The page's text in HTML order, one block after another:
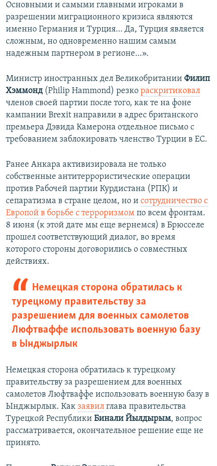
Основными и самыми главными игроками в
разрешении миграционного кризиса являются
именно Германия и Турция… Да, Турция является
сложным, но одновременно нашим самым
надежным партнером в регионе…».
Министр иностранных дел Великобритании Филип
Хэммонд(Philip Hammond) резко раскритиковал
членов своей партии после того, как те на фоне
кампании Brexit направили в адрес британского
премьера Дэвида Камерона отдельное письмо с
требованием заблокировать членство Турции в ЕС.
Ранее Анкара активизировала не только
собственные антитеррористические операции
против Рабочей партии Курдистана (РПК) и
сепаратизма в стране целом, но и сотрудничество с
Европой в борьбе с терроризмом по всем фронтам.
8 июня (к этой дате мы еще вернемся) в Брюсселе
прошел соответствующий диалог, во время
которого стороны договорились о совместных
действиях.
Немецкая сторона обратилась к
турецкому правительству за
разрешением для военных самолетов
Люфтваффе использовать военную базу
в Ынджырлык
Немецкая сторона обратилась к турецкому
правительству за разрешением для военных
самолетов Люфтваффе использовать военную базу в
Ынджырлык. Как заявил глава правительства
Турецкой Республики Бинали Йылдырым, вопрос
рассматривается, окончательное решение еще не
принято.